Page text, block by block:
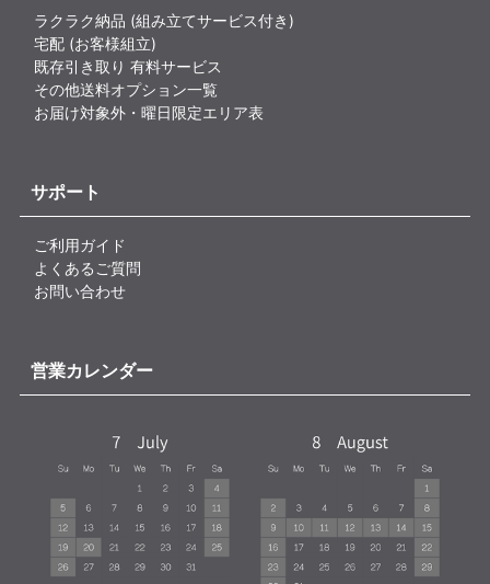
ラクラク納品 (組み立てサービス付き)
宅配 (お客様組立)
既存引き取り 有料サービス
その他送料オプション一覧
お届け対象外・曜日限定エリア表
サポート
ご利用ガイド
よくあるご質問
お問い合わせ
営業カレンダー